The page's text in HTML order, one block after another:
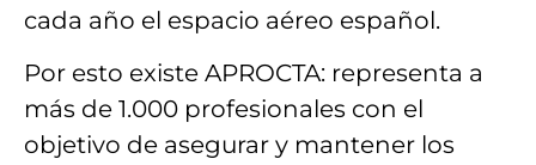
cada año el espacio aéreo español.
Por esto existe APROCTA: representa a
más de 1.000 profesionales con el
objetivo de asegurar y mantener los